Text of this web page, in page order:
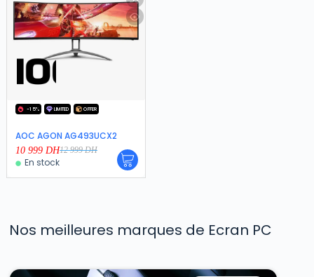
-15% LIMITED OFFER
AOC AGON AG493UCX2
12 999DH
10 999 DH
En stock
Nos meilleures marques de Ecran PC